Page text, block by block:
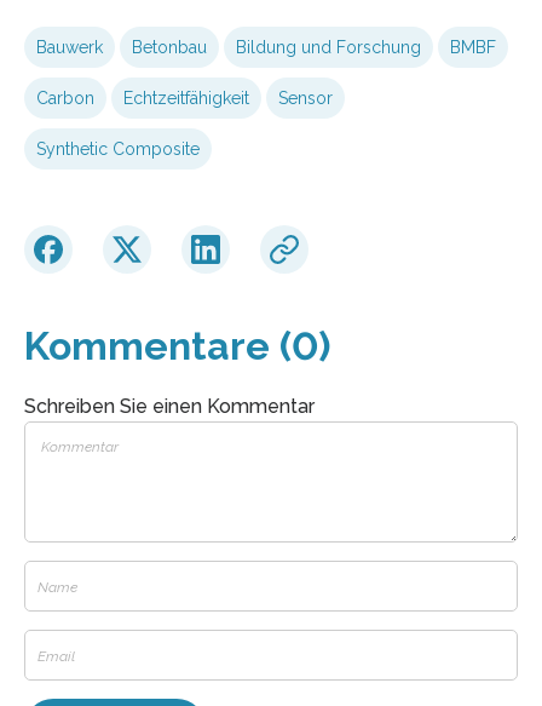
Bauwerk Betonbau Bildung und Forschung BMBF
Carbon Echtzeitfähigkeit Sensor
Synthetic Composite
Kommentare (0)
Schreiben Sie einen Kommentar